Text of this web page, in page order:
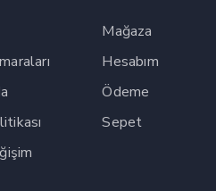
Mağaza
Hesabım
Ödeme
Sepet